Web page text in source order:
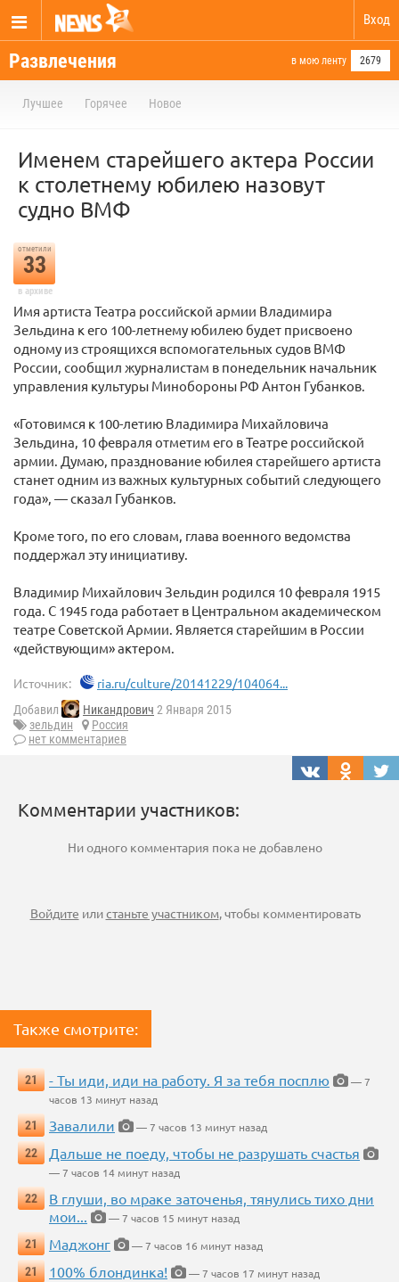
Вход
Развлечения в мою ленту 2679
Лучшее Горячее Новое
Именем старейшего актера России
к столетнему юбилею назовут
судно ВМФ
отметили
33
в архиве
Имя артиста Театра российской армии Владимира
Зельдина к его 100-летнему юбилею будет присвоено
одному из строящихся вспомогательных судов ВМФ
России, сообщил журналистам в понедельник начальник
управления культуры Минобороны РФ Антон Губанков.
«Готовимся к 100-летию Владимира Михайловича
Зельдина, 10 февраля отметим его в Театре российской
армии. Думаю, празднование юбилея старейшего артиста
станет одним из важных культурных событий следующего
года», — сказал Губанков.
Кроме того, по его словам, глава военного ведомства
поддержал эту инициативу.
Владимир Михайлович Зельдин родился 10 февраля 1915
года. С 1945 года работает в Центральном академическом
театре Советской Армии. Является старейшим в России
«действующим» актером.
Источник: ria.ru/culture/20141229/104064...
Добавил Никандрович 2 Января 2015
зельдин
Россия
нет комментариев
Комментарии участников:
Ни одного комментария пока не добавлено
Войдите илистаньте участником, чтобы комментировать
Также смотрите:
21 - Ты иди, иди на работу. Я за тебя посплю
— 7
часов 13 минут назад
21
Завалили
— 7 часов 13 минут назад
22
Дальше не поеду, чтобы не разрушать счастья
— 7 часов 14 минут назад
22
В глуши, во мраке заточенья, тянулись тихо дни
мои...
— 7 часов 15 минут назад
21
Маджонг
— 7 часов 16 минут назад
21
100% блондинка!
— 7 часов 17 минут назад